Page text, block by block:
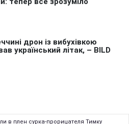
в плен сурка-прорицателя Тимку